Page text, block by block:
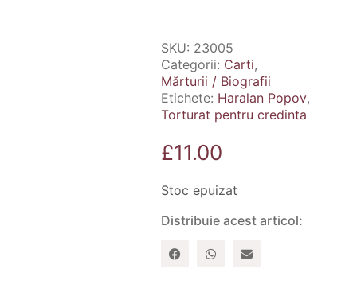
SKU: 23005
Categorii: Carti,
Mărturii / Biografii
Etichete: Haralan Popov,
Torturat pentru credinta
£11.00
Stoc epuizat
Distribuie acest articol: